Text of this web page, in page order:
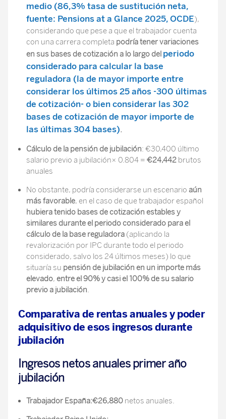
medio (86,3% tasa de sustitución neta,
fuente: Pensions at a Glance 2025, OCDE),
considerando que pese a que el trabajador cuenta
con una carrera completa podría tener variaciones
en sus bases de cotización a lo largo del periodo
considerado para calcular la base
reguladora (la de mayor importe entre
considerar los últimos 25 años -300 últimas
de cotización- o bien considerar las 302
bases de cotización de mayor importe de
las últimas 304 bases).
Cálculo de la pensión de jubilación: €30,400 último
salario previo a jubilación× 0.804 = €24,442 brutos
anuales
No obstante, podría considerarse un escenario aún
más favorable, en el caso de que trabajador español
hubiera tenido bases de cotización estables y
similares durante el periodo considerado para el
cálculo de la base reguladora (aplicando la
revalorización por IPC durante todo el periodo
considerado, salvo los 24 últimos meses) lo que
situaría su pensión de jubilación en un importe más
elevado, entre el 90% y casi el 100% de su salario
previo a jubilación
Comparativa de rentas anuales y poder
adquisitivo de esos ingresos durante
jubilación
Ingresos netos anuales primer año
jubilación
Trabajador España:€26,880 netos anuales.